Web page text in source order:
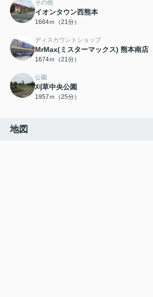
その他
イオンタウン西熊本
1664ｍ（21分）
ディスカウントショップ
MrMax(ミスターマックス) 熊本南店
1674ｍ（21分）
公園
刈草中央公園
1957ｍ（25分）
地図